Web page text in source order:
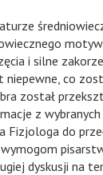
i silne
co
został
z
Fizjologa do
dyskusji na